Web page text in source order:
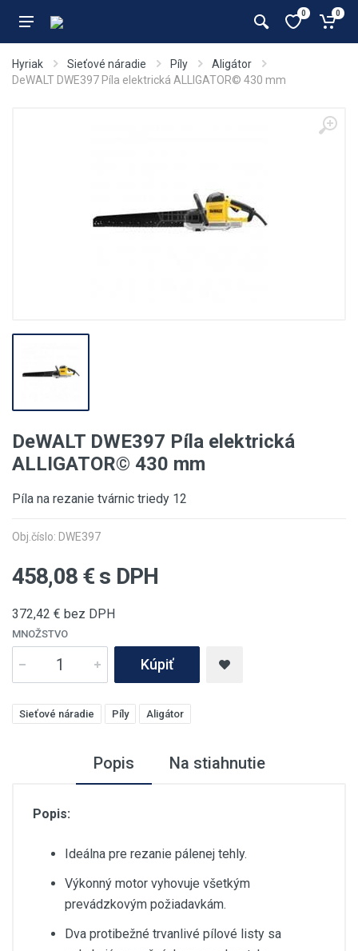
0 0
Hyriak Sieťové náradie Píly
Aligátor
DeWALT DWE397 Píla elektrická ALLIGATOR© 430 mm
DeWALT DWE397 Píla elektrická
ALLIGATOR© 430 mm
Píla na rezanie tvárnic triedy 12
Obj.číslo: DWE397
458,08€ s DPH
372,42 € bez DPH
MNOŽSTVO
Kúpiť
Sieťové náradie Píly Aligátor
Popis Na stiahnutie
Popis:
Ideálna pre rezanie pálenej tehly.
Výkonný motor vyhovuje všetkým
prevádzkovým požiadavkám.
Dva protibežné trvanlivé pílové listy sa